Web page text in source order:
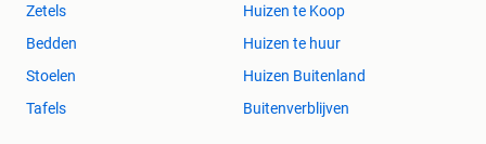
Zetels
Bedden
Stoelen
Tafels
Huizen te Koop
Huizen te huur
Huizen Buitenland
Buitenverblijven